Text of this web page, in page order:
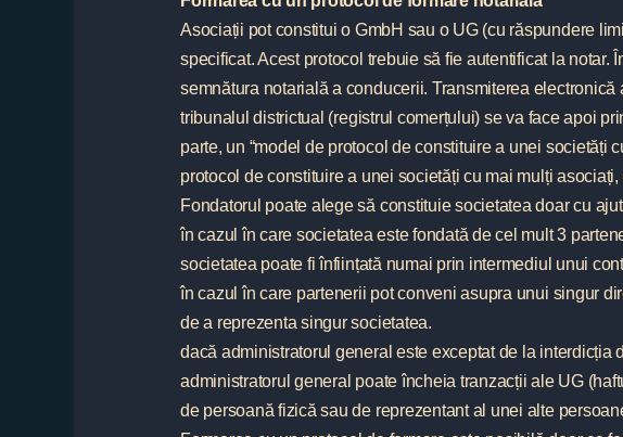
Asociații pot constitui o GmbH sau o UG (cu răspundere
specificat. Acest protocol trebuie să fie autentificat la
semnătura notarială a conducerii. Transmiterea
tribunalul districtual (registrul comerțului) se va face apoi
parte, un “model de protocol de constituire a unei societăți
protocol de constituire a unei societăți cu mai mulți asociați,
Fondatorul poate alege să constituie societatea doar cu
în cazul în care societatea este fondată de cel mult 3
societatea poate fi înființată numai prin intermediul unui
în cazul în care partenerii pot conveni asupra unui singur
de a reprezenta singur societatea.
dacă administratorul general este exceptat de la interdicția
administratorul general poate încheia tranzacții ale UG
de persoană fizică sau de reprezentant al unei alte